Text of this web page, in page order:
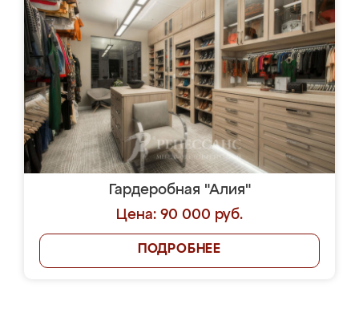
Гардеробная "Алия"
Цена: 90 000 руб.
ПОДРОБНЕЕ